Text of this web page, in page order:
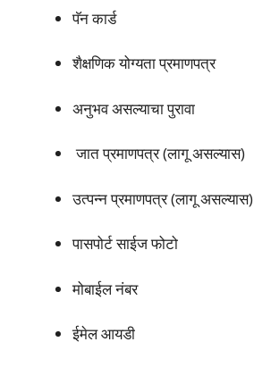
पॅन कार्ड
शैक्षणिक योग्यता प्रमाणपत्र
अनुभव असल्याचा पुरावा
जात प्रमाणपत्र (लागू असल्यास)
उत्पन्न प्रमाणपत्र (लागू असल्यास)
पासपोर्ट साईज फोटो
मोबाईल नंबर
ईमेल आयडी